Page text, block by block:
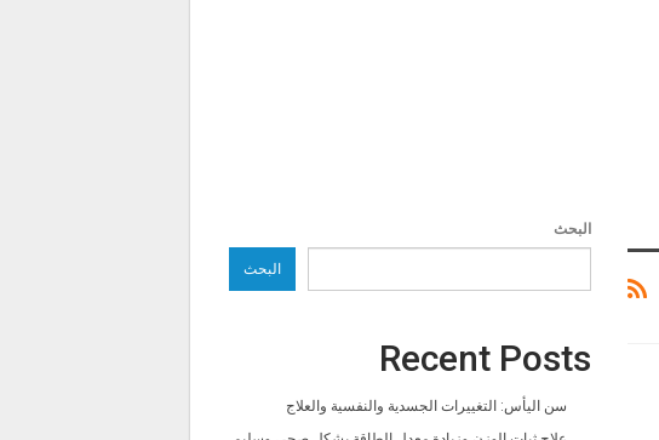
البحث
البحث
Recent Posts
سن اليأس: التغييرات الجسدية والنفسية والعلاج